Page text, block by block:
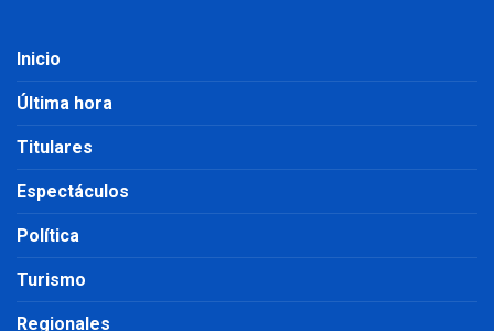
Inicio
Última hora
Titulares
Espectáculos
Política
Turismo
Regionales